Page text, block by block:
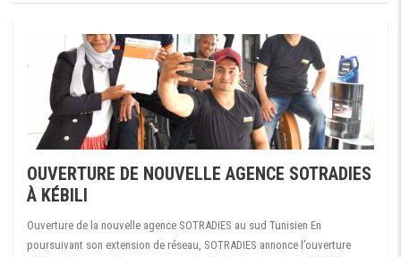
OUVERTURE DE NOUVELLE AGENCE SOTRADIES
À KÉBILI
Ouverture de la nouvelle agence SOTRADIES au sud Tunisien En
poursuivant son extension de réseau, SOTRADIES annonce l’ouverture